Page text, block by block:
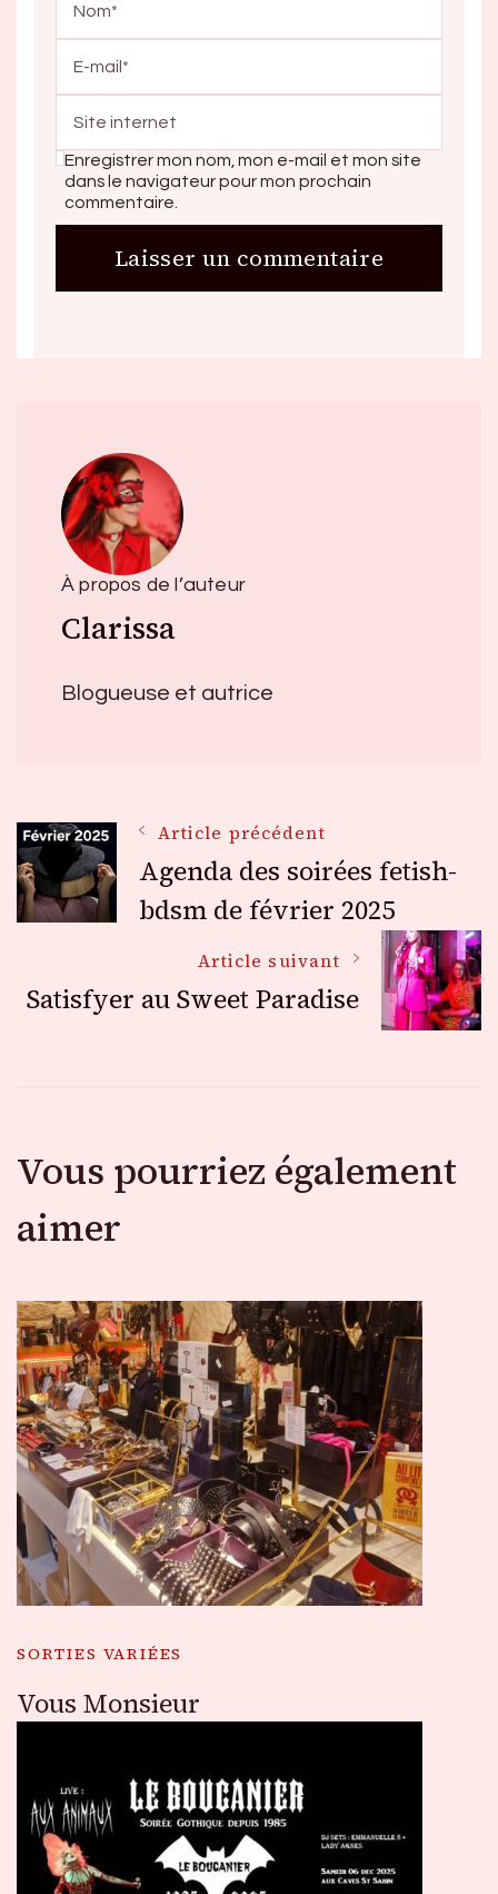
Enregistrer mon nom, mon e-mail et mon site
dans le navigateur pour mon prochain
commentaire.
À propos de l’auteur
Clarissa
Blogueuse et autrice
Navigation
des
articles
Article précédent
Agenda des soirées fetish-
bdsm de février 2025
Article suivant
Satisfyer au Sweet Paradise
Vous pourriez également
aimer
SORTIES VARIÉES
Vous Monsieur